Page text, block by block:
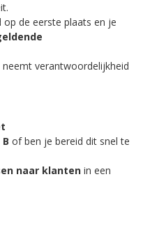
de eerste plaats en je
neemt verantwoordelijkheid
of ben je bereid dit snel te
naar klanten in een